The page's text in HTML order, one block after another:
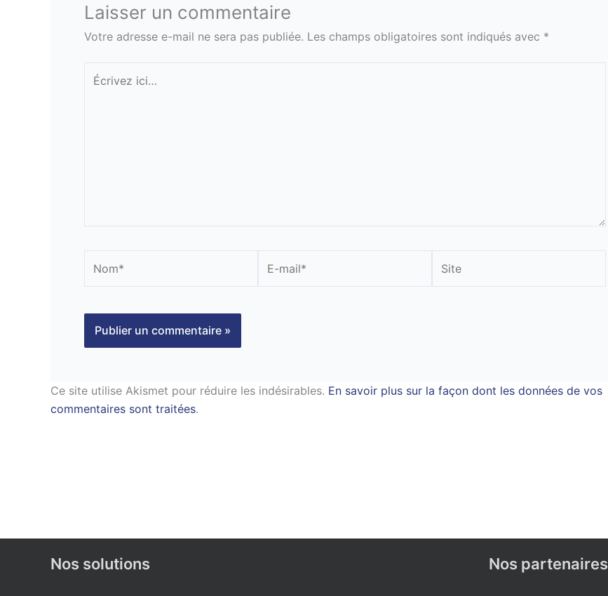
Laisser un commentaire
Votre adresse e-mail ne sera pas publiée. Les champs obligatoires sont indiqués avec *
Écrivez
ici…
mail*
Ce site utilise Akismet pour réduire les indésirables. En savoir plus sur la façon dont les données de vos
commentaires sont traitées.
Nos solutions Nos partenaires